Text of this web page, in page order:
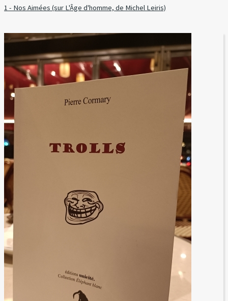
1 - Nos Aimées (sur L'Âge d'homme, de Michel Leiris)